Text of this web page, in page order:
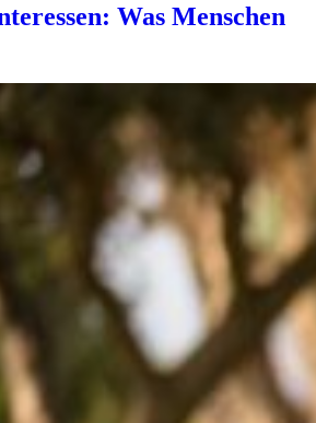
Was Menschen